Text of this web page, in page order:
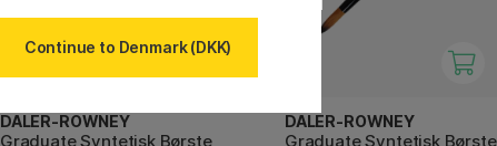
DALER-ROWNEY
Graduate Syntetisk Børste
DALER-ROWNEY
Graduate Syntetisk Børste
Continue to Denmark (DKK)